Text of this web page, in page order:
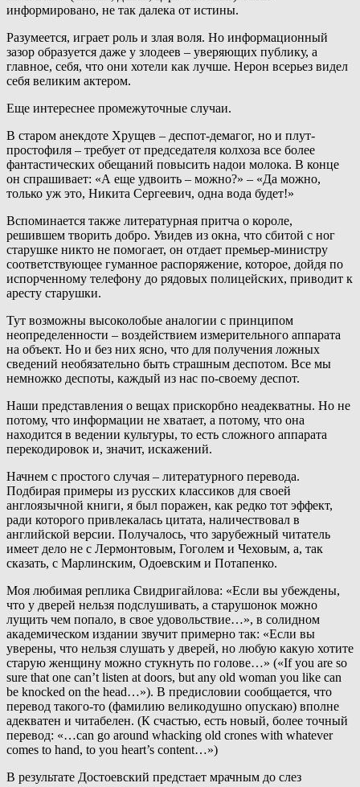
информировано, не так далека от истины.
Разумеется, играет роль и злая воля. Но информационный
зазор образуется даже у злодеев – уверяющих публику, а
главное, себя, что они хотели как лучше. Нерон всерьез видел
себя великим актером.
Еще интереснее промежуточные случаи.
В старом анекдоте Хрущев – деспот-демагог, но и плут-
простофиля – требует от председателя колхоза все более
фантастических обещаний повысить надои молока. В конце
он спрашивает: «А еще удвоить – можно?» – «Да можно,
только уж это, Никита Сергеевич, одна вода будет!»
Вспоминается также литературная притча о короле,
решившем творить добро. Увидев из окна, что сбитой с ног
старушке никто не помогает, он отдает премьер-министру
соответствующее гуманное распоряжение, которое, дойдя по
испорченному телефону до рядовых полицейских, приводит к
аресту старушки.
Тут возможны высоколобые аналогии с принципом
неопределенности – воздействием измерительного аппарата
на объект. Но и без них ясно, что для получения ложных
сведений необязательно быть страшным деспотом. Все мы
немножко деспоты, каждый из нас по-своему деспот.
Наши представления о вещах прискорбно неадекватны. Но не
потому, что информации не хватает, а потому, что она
находится в ведении культуры, то есть сложного аппарата
перекодировок и, значит, искажений.
Начнем с простого случая – литературного перевода.
Подбирая примеры из русских классиков для своей
англоязычной книги, я был поражен, как редко тот эффект,
ради которого привлекалась цитата, наличествовал в
английской версии. Получалось, что зарубежный читатель
имеет дело не с Лермонтовым, Гоголем и Чеховым, а, так
сказать, с Марлинским, Одоевским и Потапенко.
Моя любимая реплика Свидригайлова: «Если вы убеждены,
что у дверей нельзя подслушивать, а старушонок можно
лущить чем попало, в свое удовольствие…», в солидном
академическом издании звучит примерно так: «Если вы
уверены, что нельзя слушать у дверей, но любую какую хотите
старую женщину можно стукнуть по голове…» («If you are so
sure that one can’t listen at doors, but any old woman you like can
be knocked on the head…»). В предисловии сообщается, что
перевод такого-то (фамилию великодушно опускаю) вполне
адекватен и читабелен. (К счастью, есть новый, более точный
перевод: «…can go around whacking old crones with whatever
comes to hand, to you heart’s content…»)
В результате Достоевский предстает мрачным до слез